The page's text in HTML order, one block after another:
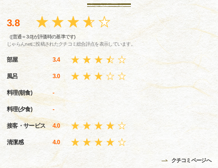
3.8
（[普通＝3.0]が評価時の基準です)
じゃらんnetに投稿されたクチコミ総合評点を表示しています。
部屋 3.4
風呂 3.0
料理(朝食) -
料理(夕食) -
接客・サービス 4.0
清潔感 4.0
クチコミページへ